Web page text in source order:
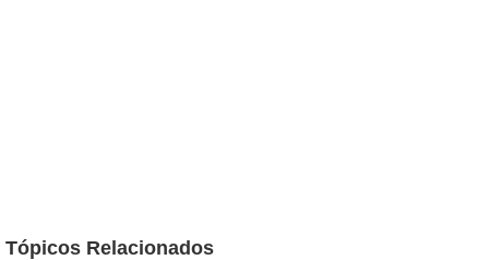
Tópicos Relacionados